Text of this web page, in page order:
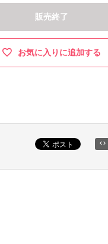
販売終了
お気に入りに追加する